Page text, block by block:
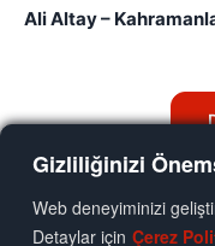
Gizliliğinizi
Web deneyiminizi
Detaylar için Çerez